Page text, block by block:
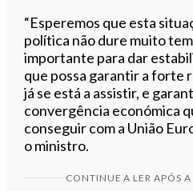
“Esperemos que esta
política não dure muito
importante para dar
que possa garantir a forte
já se está a assistir, e
convergência económica
conseguir com a União
o ministro.
CONTINUE A LER APÓS